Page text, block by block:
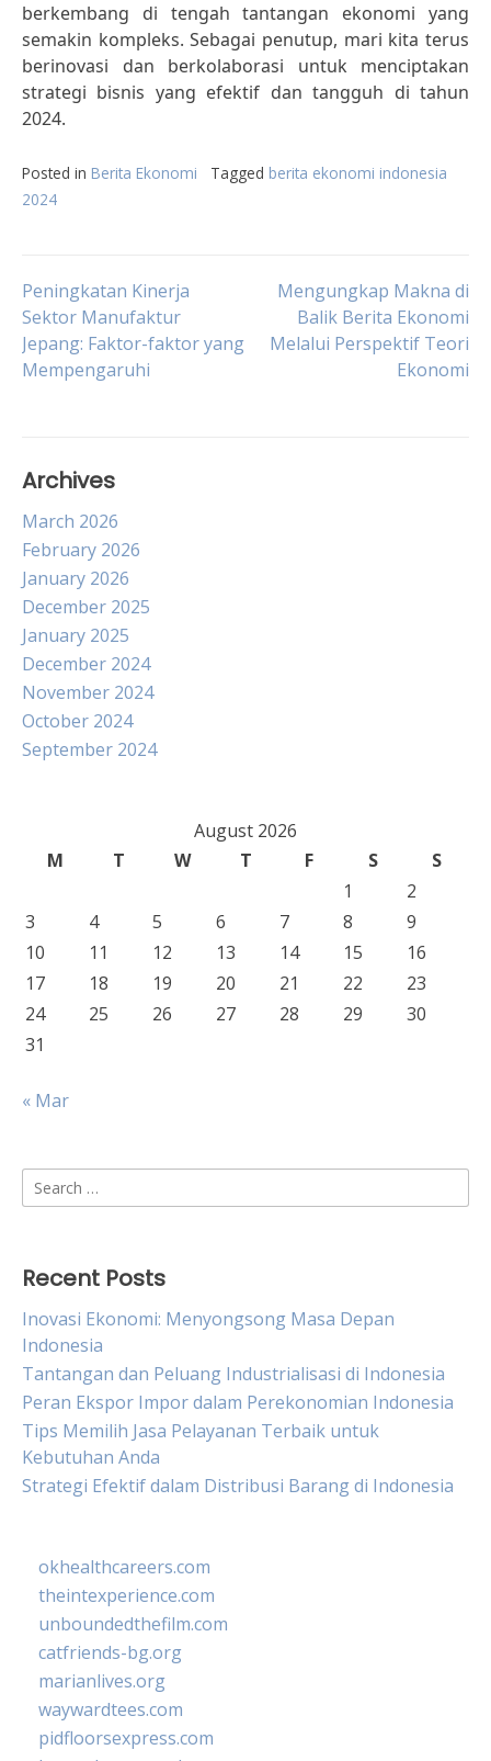
berkembang di tengah tantangan ekonomi yang
semakin kompleks. Sebagai penutup, mari kita terus
berinovasi dan berkolaborasi untuk menciptakan
strategi bisnis yang efektif dan tangguh di tahun
2024.
Posted in Berita Ekonomi Tagged berita ekonomi indonesia
2024
Post
navigation
Peningkatan Kinerja
Sektor Manufaktur
Jepang: Faktor-faktor yang
Mempengaruhi
Mengungkap Makna di
Balik Berita Ekonomi
Melalui Perspektif Teori
Ekonomi
Archives
March 2026
February 2026
January 2026
December 2025
January 2025
December 2024
November 2024
October 2024
September 2024
August 2026
M
T W T F S
S
1
2
3
4 5 6 7 8
9
10
11 12 13 14 15
16
17
18 19 20 21 22
23
24
25 26 27 28 29
30
31
« Mar
Search
for:
Recent Posts
Inovasi Ekonomi: Menyongsong Masa Depan
Indonesia
Tantangan dan Peluang Industrialisasi di Indonesia
Peran Ekspor Impor dalam Perekonomian Indonesia
Tips Memilih Jasa Pelayanan Terbaik untuk
Kebutuhan Anda
Strategi Efektif dalam Distribusi Barang di Indonesia
okhealthcareers.com
theintexperience.com
unboundedthefilm.com
catfriends-bg.org
marianlives.org
waywardtees.com
pidfloorsexpress.com